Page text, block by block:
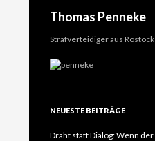
Thomas Penneke
Strafverteidiger aus Rostock
NEUESTE BEITRÄGE
Draht statt Dialog: Wenn der